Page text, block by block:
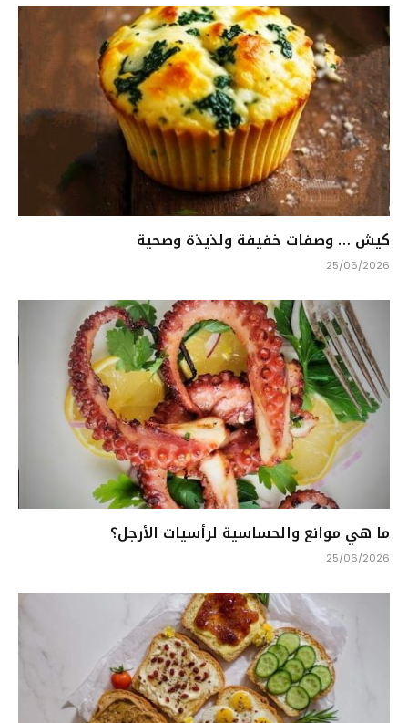
كيش … وصفات خفيفة ولذيذة وصحية
25/06/2026
ما هي موانع والحساسية لرأسيات الأرجل؟
25/06/2026